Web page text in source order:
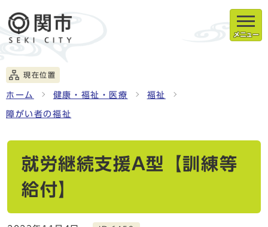
メニュー
現在位置
ホーム 健康・福祉・医療 福祉
障がい者の福祉
就労継続支援A型【訓練等
給付】